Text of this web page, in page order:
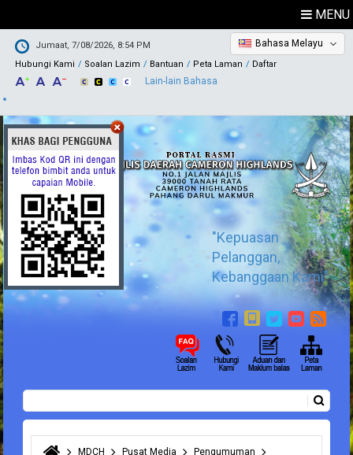
MENU
Jumaat, 7/08/2026, 8:54 PM
Hubungi Kami
Soalan Lazim Bantuan Peta Laman Daftar
Bahasa Melayu
Lain-lain Bahasa
"Kepuasan
Pelanggan,
Kebanggaan Kami"
Borang carian
MDCH Pusat Media
Pengumuman